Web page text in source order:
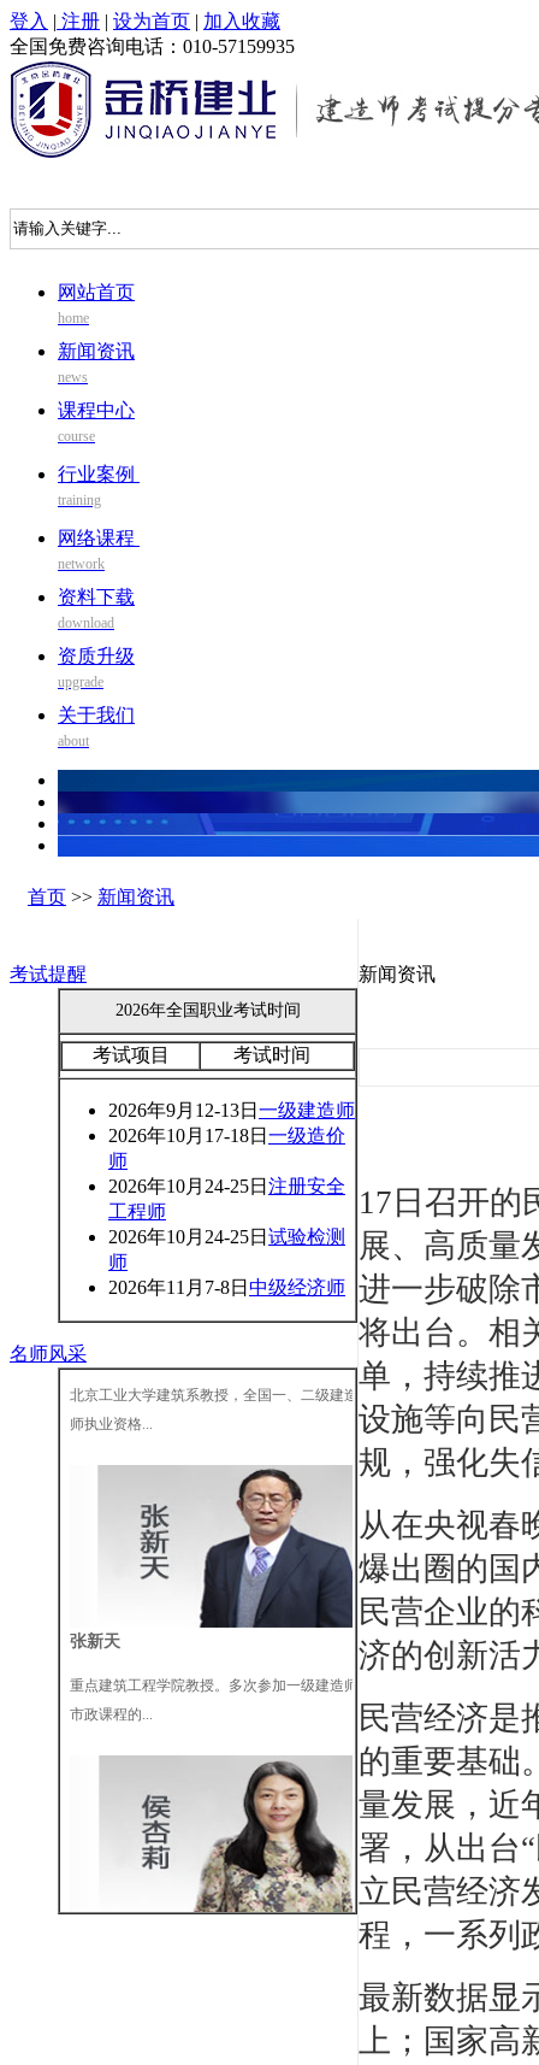
登入 | 注册 | 设为首页 | 加入收藏
全国免费咨询电话：010-57159935
网站首页
home
新闻资讯
news
课程中心
course
行业案例
training
网络课程
network
资料下载
download
资质升级
upgrade
关于我们
about
首页 >> 新闻资讯
考试提醒
2026年全国职业考试时间
考试项目 考试时间
2026年9月12-13日 一级建造师
2026年10月17-18日 一级造价
师
2026年10月24-25日 注册安全
工程师
2026年10月24-25日 试验检测
师
2026年11月7-8日 中级经济师
名师风采
北京工业大学建筑系教授，全国一、二级建造
师执业资格...
市政课程的...
侯杏莉
新闻资讯
17日召开的
展、高质量
进一步破除
将出台。相
单，持续推
设施等向民
规，强化失
从在央视春
爆出圈的国
民营企业的
济的创新活
民营经济是
的重要基础
量发展，近
署，从出台
立民营经济
程，一系列
最新数据显
上；国家高